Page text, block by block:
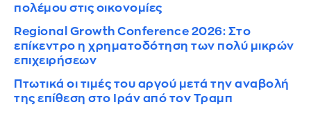
πολέμου στις οικονομίες
Regional Growth Conference 2026: Στο
επίκεντρο η χρηματοδότηση των πολύ μικρών
επιχειρήσεων
Πτωτικά οι τιμές του αργού μετά την αναβολή
της επίθεση στο Ιράν από τον Τραμπ